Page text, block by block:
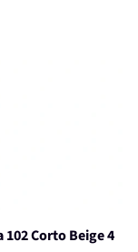
Corto Beige 4